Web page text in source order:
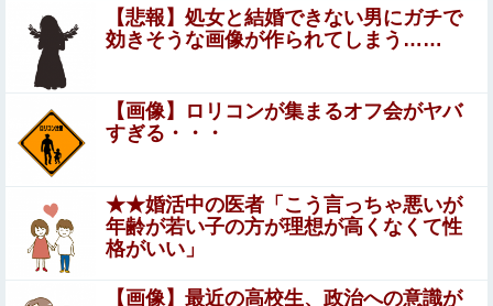
【悲報】 おわり。
転生したらスライムだった件 第89話 感想：原初同士の戦
い！メイドvs執事になってる！
【衝撃】広末涼子さんが地上波にスピード復帰で
きる理由←コレ、誰にも分からない模様w w w w
w w w w
【悲報】高市早苗さん、平和式典で防弾ガラスに囲われな
がらスピーチ
【悲報】処女と結婚できない男にガチで
効きそうな画像が作られてしまう……
【画像】ロリコンが集まるオフ会がヤバ
すぎる・・・
★★婚活中の医者「こう言っちゃ悪いが
年齢が若い子の方が理想が高くなくて性
格がいい」
【画像】最近の高校生、政治への意識が